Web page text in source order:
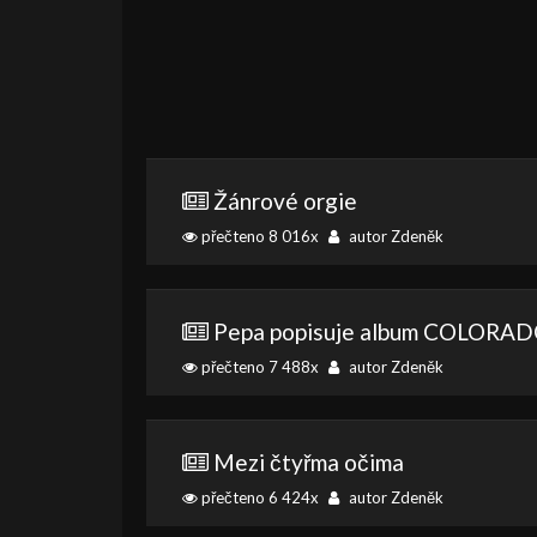
Žánrové orgie
přečteno 8 016x autor Zdeněk
Pepa popisuje album
přečteno 7 488x autor Zdeněk
Mezi čtyřma očima
přečteno 6 424x autor Zdeněk